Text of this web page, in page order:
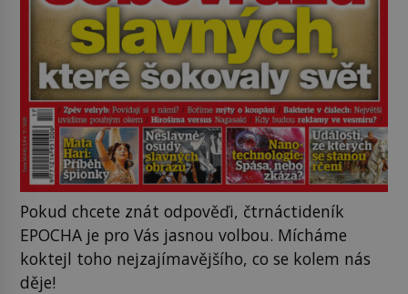
Pokud chcete znát odpověďi, čtrnáctideník
EPOCHA je pro Vás jasnou volbou. Mícháme
koktejl toho nejzajímavějšího, co se kolem nás
děje!